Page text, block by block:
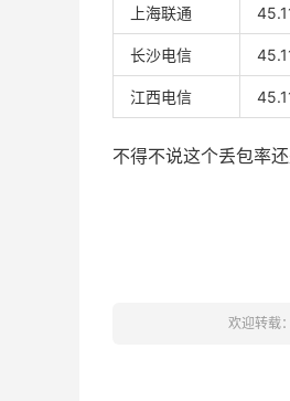
上海联通
长沙电信
江西电信
不得不说这个丢包率还
欢迎转载：